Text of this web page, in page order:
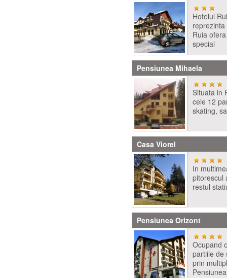
Hotelul
Ruia
special
Pensiunea Mihaela
Situata in
cele 12
skating,
Casa Viorel
In
pitorescul
restul
Pensiunea Orizont
Ocupand
partiile de
prin
Pensiunea